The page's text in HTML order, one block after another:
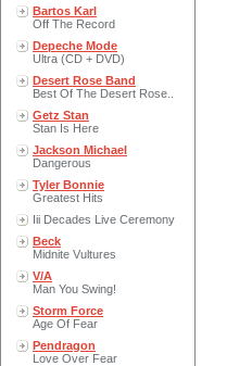
Bartos Karl
Off The Record
Depeche Mode
Ultra (CD + DVD)
Desert Rose Band
Best Of The Desert Rose..
Getz Stan
Stan Is Here
Jackson Michael
Dangerous
Tyler Bonnie
Greatest Hits
Iii Decades Live Ceremony
Beck
Midnite Vultures
V/A
Man You Swing!
Storm Force
Age Of Fear
Pendragon
Love Over Fear